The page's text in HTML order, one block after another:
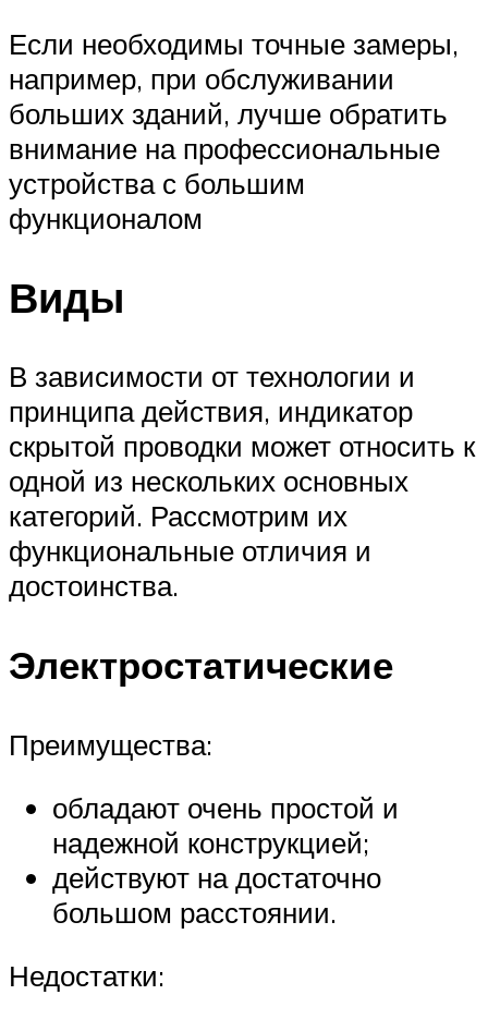
Если необходимы точные замеры,
например, при обслуживании
больших зданий, лучше обратить
внимание на профессиональные
устройства с большим
функционалом
Виды
В зависимости от технологии и
принципа действия, индикатор
скрытой проводки может относить к
одной из нескольких основных
категорий. Рассмотрим их
функциональные отличия и
достоинства.
Электростатические
Преимущества:
обладают очень простой и
надежной конструкцией;
действуют на достаточно
большом расстоянии.
Недостатки: